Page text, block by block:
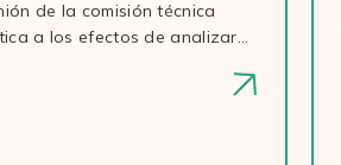
de la comisión técnica
a los efectos de analizar…